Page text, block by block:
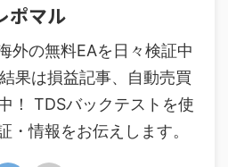
ポマル
外の無料EAを日々検証中
果は損益記事、自動売買
！ TDSバックテストを使
・情報をお伝えします。